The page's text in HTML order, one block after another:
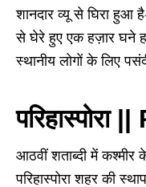
शानदार व्यू से घिरा हुआ
से घेरे हुए एक हज़ार घने
स्थानीय लोगों के लिए
आठवीं शताब्दी में कश्मीर
परिहास्पोरा शहर की